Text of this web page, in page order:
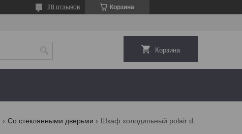
Корзина
28 отзывов
Корзина
Со стеклянными дверьми Шкаф холодильный polair dm107-s без канапе